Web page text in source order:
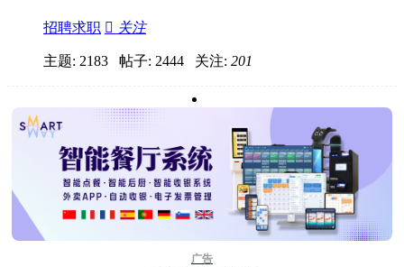
招聘求职  关注
主题: 2183 帖子: 2444 关注: 201
广告